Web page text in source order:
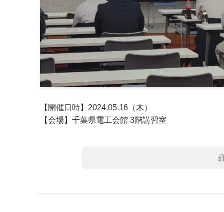
【開催日時】2024.05.16（木）
【会場】千葉県電工会館 3階講習室